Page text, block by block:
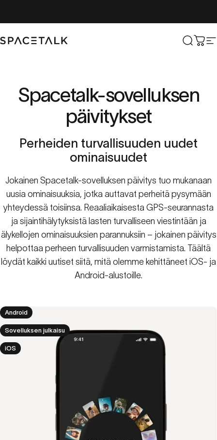
Spacetalk Etsi
Spacetalk-sovelluksen
päivitykset
Perheiden turvallisuuden uudet
ominaisuudet
Jokainen Spacetalk-sovelluksen päivitys tuo mukanaan
uusia ominaisuuksia, jotka auttavat perheitä pysymään
yhteydessä toisiinsa. Reaaliaikaisesta GPS-seurannasta
ja sijaintihälytyksistä lasten turvalliseen viestintään ja
älykellojen ominaisuuksien parannuksiin – jokainen päivitys
helpottaa perheen turvallisuuden varmistamista. Täältä
löydät kaikki uutiset siitä, mitä olemme kehittäneet iOS- ja
Android-alustoille.
Android
Sovelluksen julkaisu
iOS